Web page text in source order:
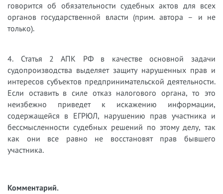
говорится об обязательности судебных актов для всех
органов государственной власти (прим. автора – и не
только).
4. Статья 2 АПК РФ в качестве основной задачи
судопроизводства выделяет защиту нарушенных прав и
интересов субъектов предпринимательской деятельности.
Если оставить в силе отказ налогового органа, то это
неизбежно приведет к искажению информации,
содержащейся в ЕГРЮЛ, нарушению прав участника и
бессмысленности судебных решений по этому делу, так
как они все равно не восстановят прав бывшего
участника.
Комментарий.